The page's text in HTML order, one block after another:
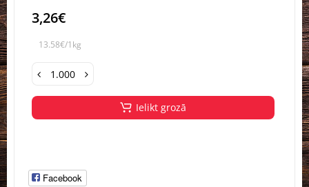
3,26€
13.58€/1kg
Ielikt grozā
Facebook